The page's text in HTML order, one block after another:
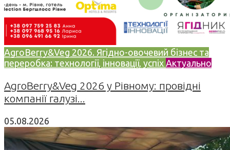
AgroBerry&Veg 2026. Ягідно-овочевий бізнес та
переробка: технології, інновації, успіх Актуально
AgroBerry&Veg 2026 у Рівному: провідні
компанії галузі...
05.08.2026